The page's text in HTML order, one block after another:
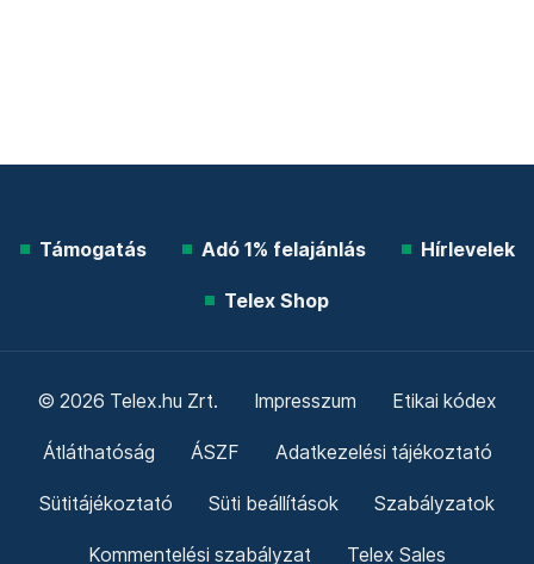
Támogatás Adó 1% felajánlás Hírlevelek
Telex Shop
© 2026 Telex.hu Zrt. Impresszum Etikai kódex
Átláthatóság ÁSZF Adatkezelési tájékoztató
Sütitájékoztató Süti beállítások Szabályzatok
Kommentelési szabályzat Telex Sales